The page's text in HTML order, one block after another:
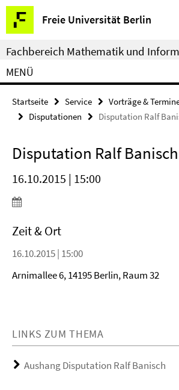
Springe
direkt
zu
Inhalt
Freie Universität Berlin
Service-
Navigation
Fachbereich Mathematik und
MENÜ
Startseite Service
Vorträge &
Disputationen
Disputation Ralf
Disputation Ralf Banisch
16.10.2015 | 15:00
Zeit & Ort
16.10.2015 | 15:00
Arnimallee 6, 14195 Berlin, Raum 32
LINKS ZUM THEMA
Aushang Disputation Ralf Banisch